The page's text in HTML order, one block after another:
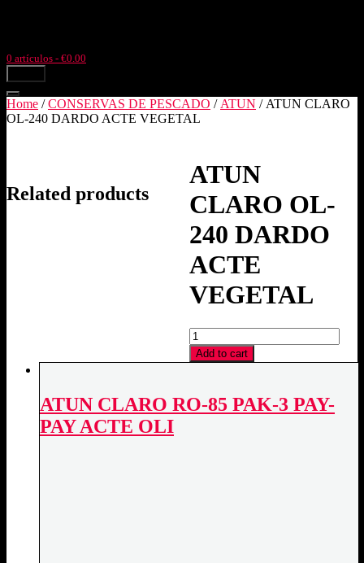
0 artículos - €0.00
Home /CONSERVAS DE PESCADO / ATUN / ATUN CLARO
OL-240 DARDO ACTE VEGETAL
ATUN
CLARO OL-
240 DARDO
ACTE
VEGETAL
ATUN
CLARO
OL-
ACTE
Add to cart
Related products
ATUN CLARO RO-85 PAK-3 PAY-
PAY ACTE OLI